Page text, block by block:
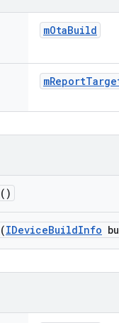
mOtaBuild
mReport
()
(IDeviceBuildInfo